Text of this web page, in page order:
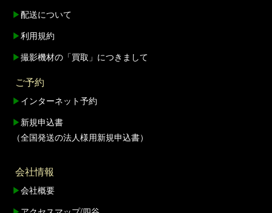
▶配送について
▶利用規約
▶撮影機材の「買取」につきまして
ご予約
▶ インターネット予約
▶ 新規申込書
（全国発送の法人様用新規申込書）
会社情報
▶会社概要